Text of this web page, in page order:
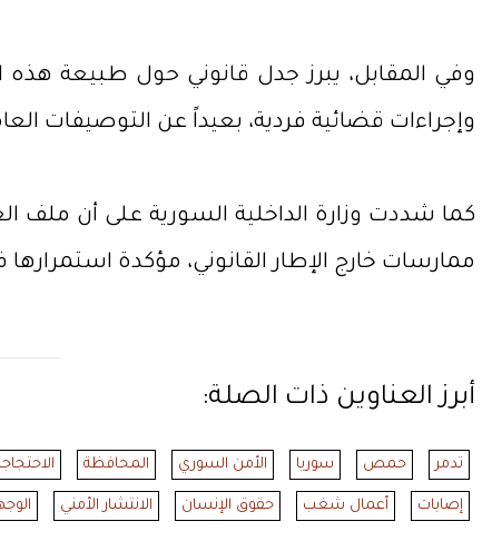
وفي المقابل، يبرز جدل قانوني حول طبيعة هذه
وإجراءات قضائية فردية، بعيداً عن التوصيفات
كما شددت وزارة الداخلية السورية على أن
ممارسات خارج الإطار القانوني، مؤكدة
أبرز العناوين ذات الصلة:
تدمر حمص سوريا الأمن السوري المحافظة
إصابات أعمال شغب حقوق الإنسان الانتشار الأمني